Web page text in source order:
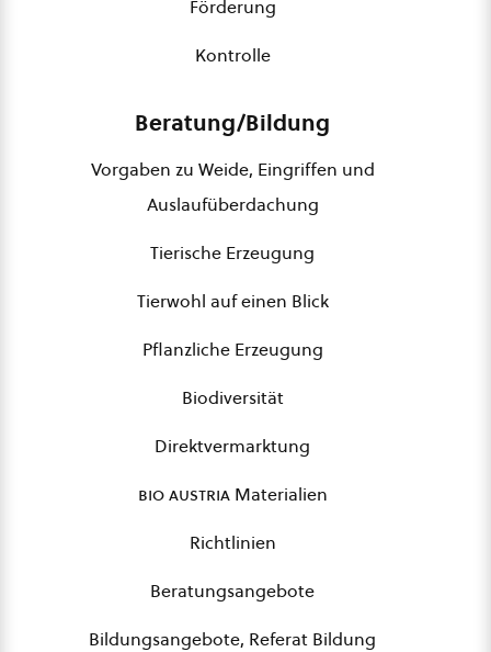
Förderung
Kontrolle
Beratung/Bildung
Vorgaben zu Weide, Eingriffen und
Auslaufüberdachung
Tierische Erzeugung
Tierwohl auf einen Blick
Pflanzliche Erzeugung
Biodiversität
Direktvermarktung
bio austriaMaterialien
Richtlinien
Beratungsangebote
Bildungsangebote, Referat Bildung